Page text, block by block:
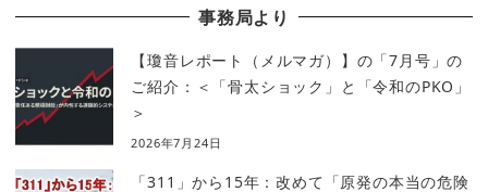
事務局より
【瓊音レポート（メルマガ）】の「7月号」の
ご紹介：＜「骨太ショック」と「令和のPKO」
＞
2026年7月24日
「311」から15年：改めて「原発の本当の危険